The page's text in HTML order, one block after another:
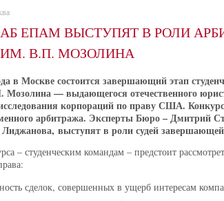
ЕПАМ ВЫСТУПЯТ В РОЛИ
В.П. МОЗОЛИНА
в Москве состоится завершающий этап
— выдающегося отечественного
корпораций по праву США.
арбитража. Эксперты Бюро – Дмитрий
выступят в роли судей завершающей
– студенческим командам – предстоит
сделок, совершенных в ущерб интересам